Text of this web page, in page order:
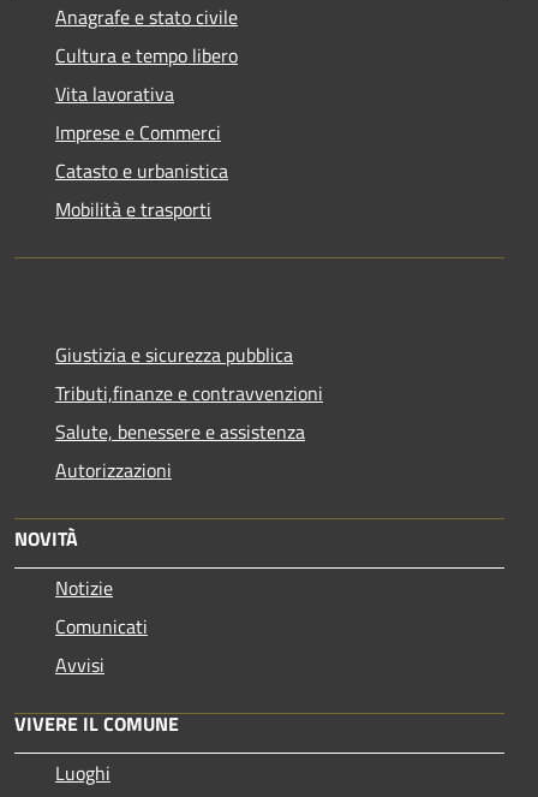
Anagrafe e stato civile
Cultura e tempo libero
Vita lavorativa
Imprese e Commerci
Catasto e urbanistica
Mobilità e trasporti
Giustizia e sicurezza pubblica
Tributi,finanze e contravvenzioni
Salute, benessere e assistenza
Autorizzazioni
NOVITÀ
Notizie
Comunicati
Avvisi
VIVERE IL COMUNE
Luoghi